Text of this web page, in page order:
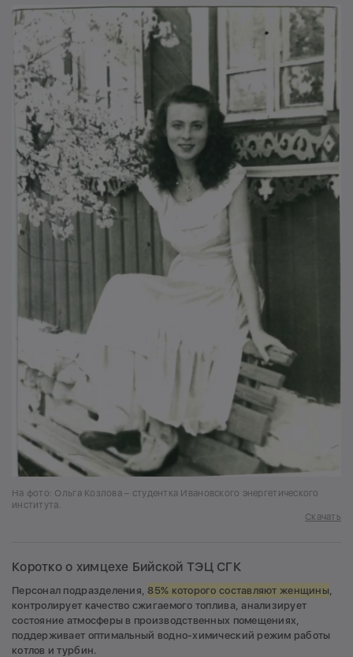
На фото: Ольга Козлова – студентка Ивановского энергетического
института.
Скачать
Коротко о химцехе Бийской ТЭЦ СГК
Персонал подразделения,85% которого составляют женщины
контролирует качество сжигаемого топлива, анализирует
состояние атмосферы в производственных помещениях,
поддерживает оптимальный водно-химический режим работы
котлов и турбин.